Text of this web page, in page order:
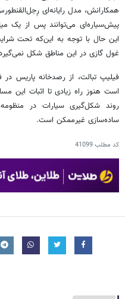
همکارانش، مدل رایانه‌ای
پیش‌سیاره‌ای می‌توانند پس از یک
این حال با توجه به این‌که تحت
غول گازی در این مناطق شکل
فیلیپ تبالت، از رصدخانه پاریس در
است هنوز راه زیادی تا اثبات این
روند شکل‌گیری سیارات در
ساده‌سازی غیرممکن است.
کد مطلب41099